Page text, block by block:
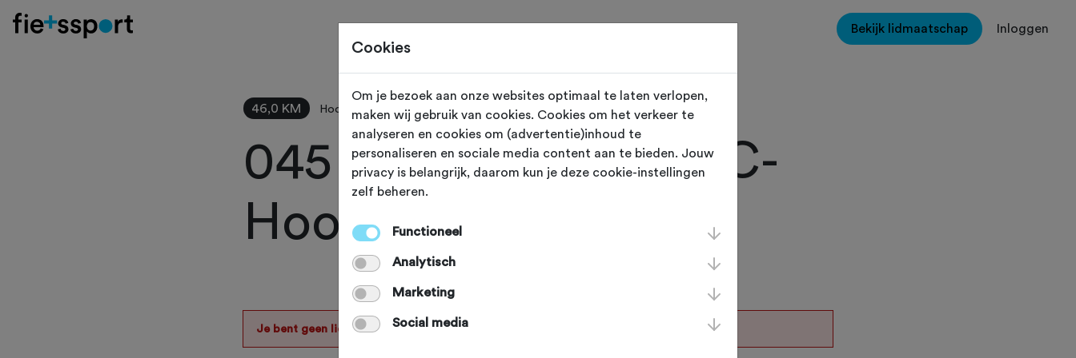
Bekijk lidmaatschap Inloggen
46,0 KM Hoofddorp (Noord Holland)
045 Achtbruggen RTC-
Hoofddorp
Je bent geen lid van deze club.
Cookies
Om je bezoek aan onze websites optimaal te laten verlopen,
maken wij gebruik van cookies. Cookies om het verkeer te
analyseren en cookies om (advertentie)inhoud te
personaliseren en sociale media content aan te bieden. Jouw
privacy is belangrijk, daarom kun je deze cookie-instellingen
zelf beheren.
Functioneel
Analytisch
Marketing
Social media